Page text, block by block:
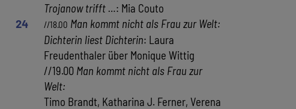
Trojanow trifft …: Mia Couto
24
//18.00 Man kommt nicht als Frau zur Welt:
Dichterin liest Dichterin: Laura
Freudenthaler über Monique Wittig
//19.00 Man kommt nicht als Frau zur
Welt:
Timo Brandt, Katharina J. Ferner, Verena